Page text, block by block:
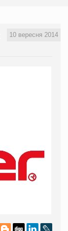
10 вересня 2014